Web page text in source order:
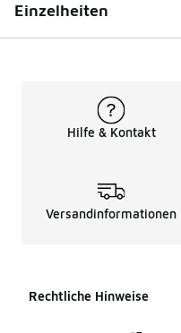
Einzelheiten
Hilfe & Kontakt
Versandinformationen
Rechtliche Hinweise